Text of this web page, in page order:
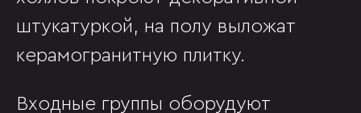
штукатуркой, на полу выложат
керамогранитную плитку.
Входные группы оборудуют